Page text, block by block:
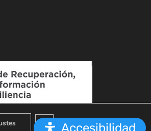
Cerrar el banner de cookies RGPD
Accesibilidad